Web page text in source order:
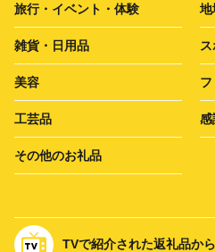
旅行・イベント・体験 地
雑貨・日用品
美容
工芸品 感
その他のお礼品
TVで紹介された返礼品か